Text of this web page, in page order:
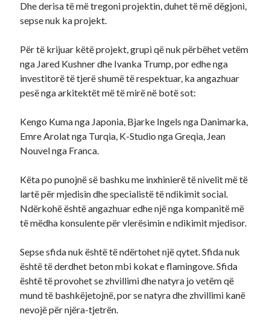
Dhe derisa të më tregoni projektin, duhet të më dëgjoni,
sepse nuk ka projekt.
Për të krijuar këtë projekt, grupi që nuk përbëhet vetëm
nga Jared Kushner dhe Ivanka Trump, por edhe nga
investitorë të tjerë shumë të respektuar, ka angazhuar
pesë nga arkitektët më të mirë në botë sot:
Kengo Kuma nga Japonia, Bjarke Ingels nga Danimarka,
Emre Arolat nga Turqia, K-Studio nga Greqia, Jean
Nouvel nga Franca.
Këta po punojnë së bashku me inxhinierë të nivelit më të
lartë për mjedisin dhe specialistë të ndikimit social.
Ndërkohë është angazhuar edhe një nga kompanitë më
të mëdha konsulente për vlerësimin e ndikimit mjedisor.
Sepse sfida nuk është të ndërtohet një qytet. Sfida nuk
është të derdhet beton mbi kokat e flamingove. Sfida
është të provohet se zhvillimi dhe natyra jo vetëm që
mund të bashkëjetojnë, por se natyra dhe zhvillimi kanë
nevojë për njëra-tjetrën.